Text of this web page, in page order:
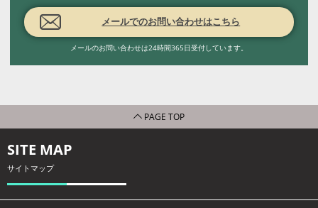
メールでのお問い合わせはこちら
メールのお問い合わせは24時間365日受付しています。
PAGE TOP
SITE MAP
サイトマップ